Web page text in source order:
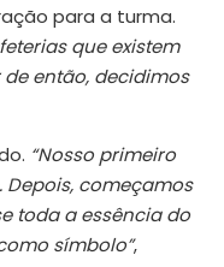
para a turma.
que existem
então, decidimos
“Nosso primeiro
começamos
toda a essência do
símbolo”,